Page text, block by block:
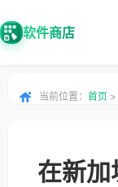
软件商店
当前位置： 首页 >
在新